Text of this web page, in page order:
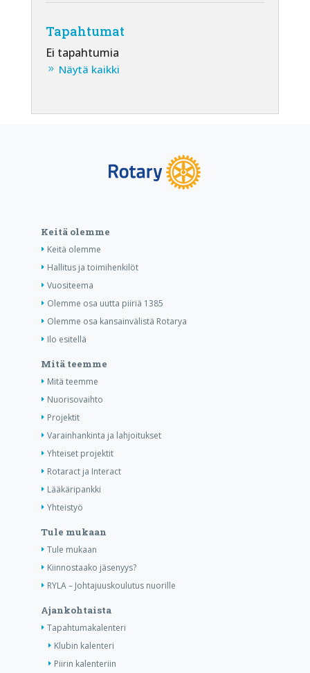
Tapahtumat
Ei tapahtumia
Näytä kaikki
Keitä olemme
Keitä olemme
Hallitus ja toimihenkilöt
Vuositeema
Olemme osa uutta piiriä 1385
Olemme osa kansainvälistä Rotarya
Ilo esitellä
Mitä teemme
Mitä teemme
Nuorisovaihto
Projektit
Varainhankinta ja lahjoitukset
Yhteiset projektit
Rotaract ja Interact
Lääkäripankki
Yhteistyö
Tule mukaan
Tule mukaan
Kiinnostaako jäsenyys?
RYLA – Johtajuuskoulutus nuorille
Ajankohtaista
Tapahtumakalenteri
Klubin kalenteri
Piirin kalenteriin